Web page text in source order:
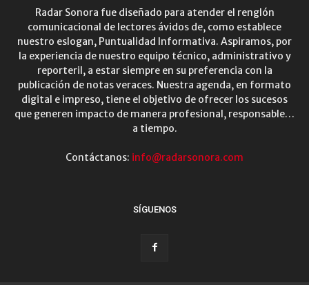
Radar Sonora fue diseñado para atender el renglón
comunicacional de lectores ávidos de, como establece
nuestro eslogan, Puntualidad Informativa. Aspiramos, por
la experiencia de nuestro equipo técnico, administrativo y
reporteril, a estar siempre en su preferencia con la
publicación de notas veraces. Nuestra agenda, en formato
digital e impreso, tiene el objetivo de ofrecer los sucesos
que generen impacto de manera profesional, responsable…
a tiempo.
Contáctanos: info@radarsonora.com
SÍGUENOS